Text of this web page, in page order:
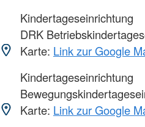
Kindertageseinrichtung
DRK
Karte: Link zur Google
Kindertageseinrichtung
Karte: Link zur Google